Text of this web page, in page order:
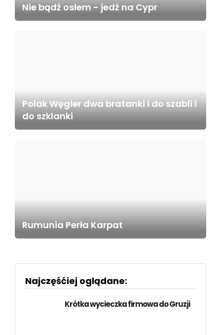
Nie bądź osłem - jedź na Cypr
Polak Węgier dwa bratanki i do szabli i
do szklanki
Rumunia Perła Karpat
Najczęśćiej oglądane:
Krótka wycieczka firmowa do Gruzji